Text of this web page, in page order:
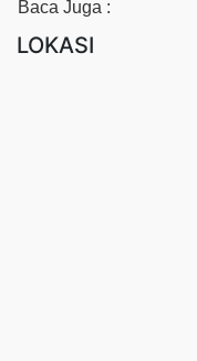
Baca Juga :
LOKASI